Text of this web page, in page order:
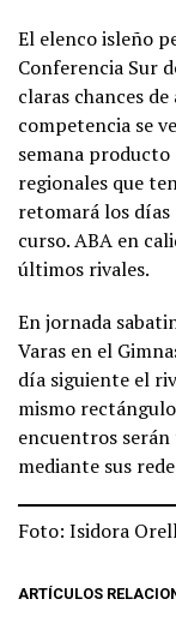
El elenco isleño
Conferencia Sur
claras chances
competencia se
semana
regionales que
retomará los días
curso. ABA en
últimos rivales.
En jornada
Varas en el
día siguiente el
mismo
encuentros serán
mediante sus
Foto: Isidora
ARTÍCULOS